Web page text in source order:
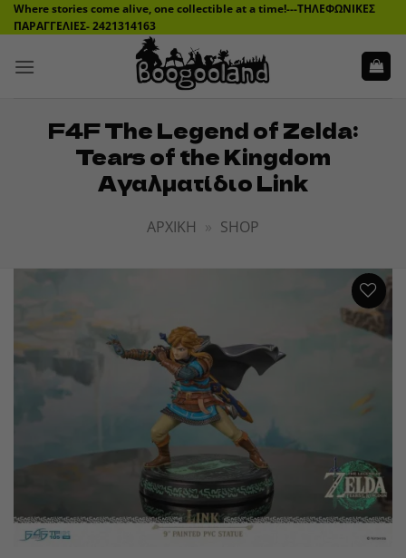
Μετάβαση
στο
Where stories come alive, one collectible at a time!---ΤΗΛΕΦΩΝΙΚΕΣ
ΠΑΡΑΓΓΕΛΙΕΣ- 2421314163
F4F The Legend of Zelda:
Tears of the Kingdom
Αγαλματίδιο Link
ΑΡΧΙΚΉ » SHOP
ADD TO